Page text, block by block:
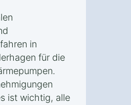
in
für die
ist wichtig, alle